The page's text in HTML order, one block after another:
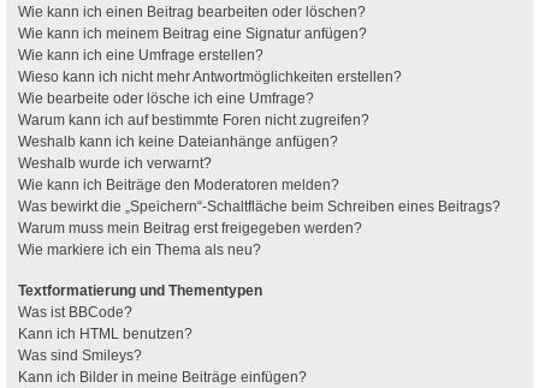
Wie kann ich einen Beitrag bearbeiten oder löschen?
Wie kann ich meinem Beitrag eine Signatur anfügen?
Wie kann ich eine Umfrage erstellen?
Wieso kann ich nicht mehr Antwortmöglichkeiten erstellen?
Wie bearbeite oder lösche ich eine Umfrage?
Warum kann ich auf bestimmte Foren nicht zugreifen?
Weshalb kann ich keine Dateianhänge anfügen?
Weshalb wurde ich verwarnt?
Wie kann ich Beiträge den Moderatoren melden?
Was bewirkt die „Speichern“-Schaltfläche beim Schreiben eines Beitrags?
Warum muss mein Beitrag erst freigegeben werden?
Wie markiere ich ein Thema als neu?
Textformatierung und Thementypen
Was ist BBCode?
Kann ich HTML benutzen?
Was sind Smileys?
Kann ich Bilder in meine Beiträge einfügen?